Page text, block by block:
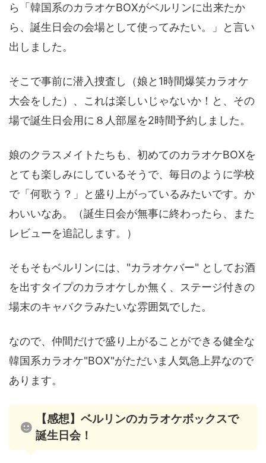
ら「韓国系のカラオケBOXがベルリンに出来たか
ら、誕生日会の会場として使ってみたい。」と言い
出しました。
そこで事前に潜入捜査し（娘と1時間爆笑カラオケ
大会をした）、これは楽しいじゃないか！と、その
場で誕生日会用に８人部屋を2時間予約しました。
娘のクラスメイトたちも、初めてのカラオケBOXを
とても楽しみにしているそうで、毎日のように学校
で「何歌う？」と盛り上がっているみたいです。か
わいいなあ。（誕生日会が無事に終わったら、また
レビューを追記します。）
そもそもベルリンには、"カラオケバー" としてお酒
を出すタイプのカラオケしか無く、ステージ付きの
場末のキャバクラみたいな雰囲気でした。
なので、仲間だけで盛り上がることができる健全な
韓国系カラオケ"BOX"がただいま人気急上昇なので
あります。
【感想】ベルリンのカラオケボックスで
誕生日会！